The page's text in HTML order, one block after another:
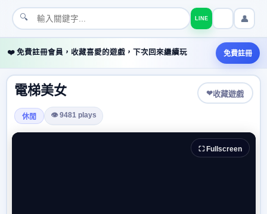
🔍 LINE 👤
❤️ 免費註冊會員，收藏喜愛的遊戲，下次回來繼續玩 免費註冊
電梯美女 ❤收藏遊戲
休閒 👁 9481 plays
⛶ Fullscreen